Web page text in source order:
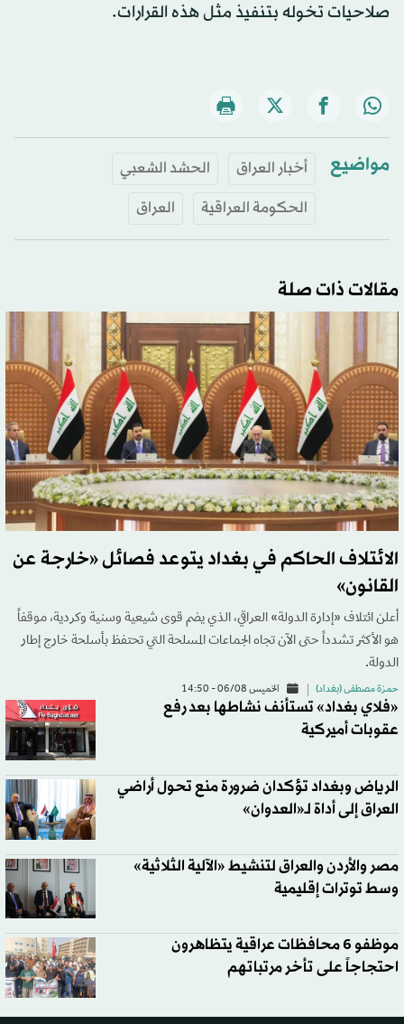
صلاحيات تخوله بتنفيذ مثل هذه القرارات.
مواضيع أخبار العراق
الحشد الشعبي
الحكومة العراقية
العراق
مقالات ذات صلة
الائتلاف الحاكم في بغداد يتوعد فصائل «خارجة عن
القانون»
أعلن ائتلاف «إدارة الدولة» العراقي، الذي يضم قوى شيعية وسنية وكردية، موقفاً
هو الأكثر تشدداً حتى الآن تجاه الجماعات المسلحة التي تحتفظ بأسلحة خارج إطار
الدولة.
حمزة مصطفى (بغداد) الخميس 06/08 - 14:50
«فلاي بغداد» تستأنف نشاطها بعد رفع
عقوبات أميركية
الرياض وبغداد تؤكدان ضرورة منع تحول أراضي
العراق إلى أداة لـ«العدوان»
مصر والأردن والعراق لتنشيط «الآلية الثلاثية»
وسط توترات إقليمية
موظفو 6 محافظات عراقية يتظاهرون
احتجاجاً على تأخر مرتباتهم